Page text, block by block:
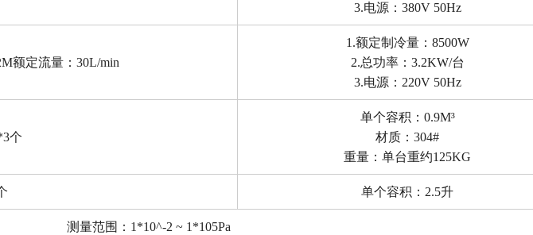
3.电源：380V 50Hz
额定流量：30L/min
1.额定制冷量：8500W
2.总功率：3.2KW/台
3.电源：220V 50Hz
个
单个容积：0.9M³
材质：304#
重量：单台重约125KG
单个容积：2.5升
测量范围：1*10^-2 ~ 1*105Pa